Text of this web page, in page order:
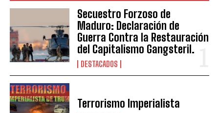
Secuestro Forzoso de
Maduro: Declaración de
Guerra Contra la Restauración
del Capitalismo Gangsteril.
DESTACADOS
Terrorismo Imperialista